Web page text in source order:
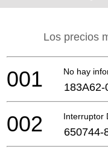
Los precios
No hay
001 183A62-
Interruptor
002 650744-